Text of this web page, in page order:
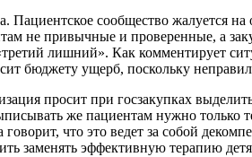
Пациентское сообщество жалуется
не привычные и проверенные, а
лишний». Как комментирует
бюджету ущерб, поскольку
просит при госзакупках
же пациентам нужно только
что это ведет за собой
заменять эффективную терапию